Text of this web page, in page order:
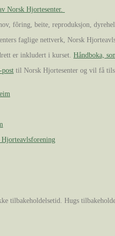
Norsk Hjortesenter.
fôring, beite, reproduksjon,
faglige nettverk, Norsk
er inkludert i kurset. Håndboka,
post til Norsk Hjortesenter og vil få
tilbakeholdelsetid. Hugs